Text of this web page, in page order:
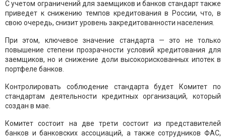
С учетом ограничений для заемщиков и банков стандарт также
приведет к снижению темпов кредитования в России, что, в
свою очередь, снизит уровень закредитованности населения.
При этом, ключевое значение стандарта — это не только
повышение степени прозрачности условий кредитования для
заемщиков, но и снижение доли высокорискованных ипотек в
портфеле банков.
Контролировать соблюдение стандарта будет Комитет по
стандартам деятельности кредитных организаций, который
создан в мае.
Комитет состоит на две трети состоит из представителей
банков и банковских ассоциаций, а также сотрудников ФАС,